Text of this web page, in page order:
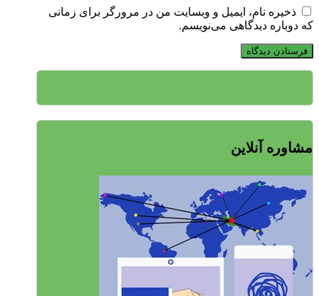
ذخیره نام، ایمیل و وبسایت من در مرورگر برای زمانی
که دوباره دیدگاهی می‌نویسم.
مشاوره آنلاین